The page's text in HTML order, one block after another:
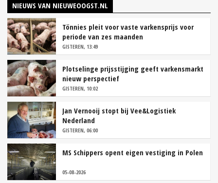
NIEUWS VAN NIEUWEOOGST.NL
Tönnies pleit voor vaste varkensprijs voor
periode van zes maanden
GISTEREN, 13:49
Plotselinge prijsstijging geeft varkensmarkt
nieuw perspectief
GISTEREN, 10:02
Jan Vernooij stopt bij Vee&Logistiek
Nederland
GISTEREN, 06:00
MS Schippers opent eigen vestiging in Polen
05-08-2026